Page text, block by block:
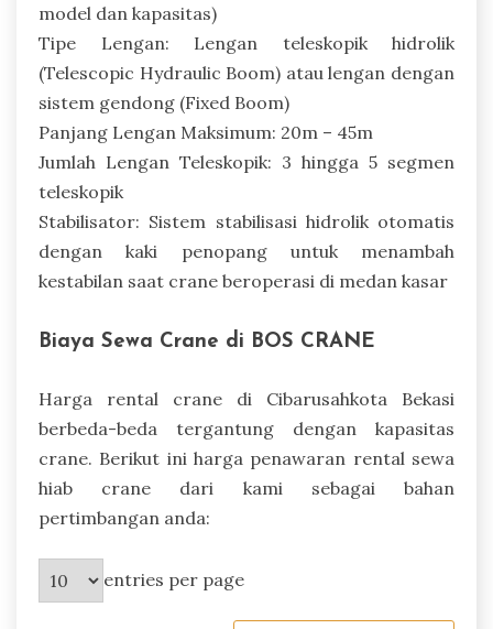
model dan kapasitas)
Tipe Lengan: Lengan teleskopik hidrolik
(Telescopic Hydraulic Boom) atau lengan dengan
sistem gendong (Fixed Boom)
Panjang Lengan Maksimum: 20m – 45m
Jumlah Lengan Teleskopik: 3 hingga 5 segmen
teleskopik
Stabilisator: Sistem stabilisasi hidrolik otomatis
dengan kaki penopang untuk menambah
kestabilan saat crane beroperasi di medan kasar
Biaya Sewa Crane di BOS CRANE
Harga rental crane di Cibarusahkota Bekasi
berbeda-beda tergantung dengan kapasitas
crane. Berikut ini harga penawaran rental sewa
hiab crane dari kami sebagai bahan
pertimbangan anda:
entries per page